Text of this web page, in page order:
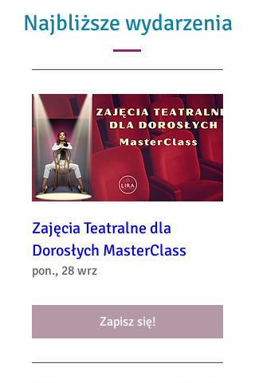
Najbliższe wydarzenia
Zajęcia Teatralne dla
Dorosłych MasterClass
pon., 28 wrz
Zapisz się!